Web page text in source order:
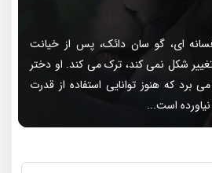
ای، گو سان دائک، پس از خیانت
شکل نمی کند، ترک می کند. او دختر
برد که هنوز توانایی استفاده از قدرت
است...